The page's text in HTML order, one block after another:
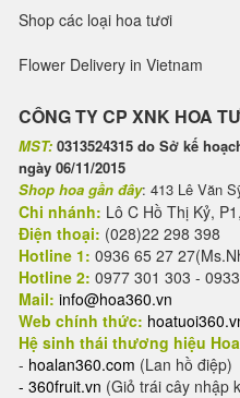
Shop các loại hoa tươi
Flower Delivery in Vietnam
CÔNG TY CP XNK HOA
MST: 0313524315 do Sở kế
ngày 06/11/2015
Shop hoa gần đây: 413 Lê Văn
Chi nhánh: Lô C Hồ Thị Kỷ,
Điện thoại: (028)22 298 398
Hotline 1: 0936 65 27
Hotline 2: 0977 301 303 -
Mail: info@hoa360.vn
Web chính thức:
Hệ sinh thái thương hiệu
- hoalan360.com (Lan hồ điệp)
- 360fruit.vn (Giỏ trái cây nhập